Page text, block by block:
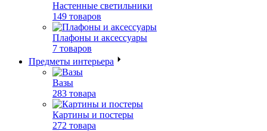
Настенные светильники
149 товаров
Плафоны и аксессуары
7 товаров
Предметы интерьера
Вазы
283 товара
Картины и постеры
272 товара